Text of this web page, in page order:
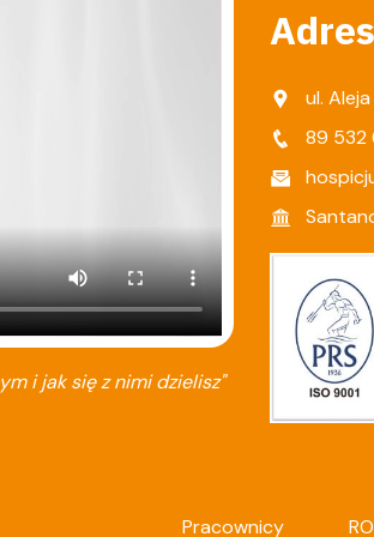
i jak się z nimi dzielisz"
Adres
ul.
89 532
Pracownicy